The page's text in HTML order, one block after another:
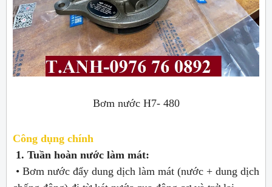
Bơm nước H7- 480
Công dụng chính
1. Tuần hoàn nước làm mát:
• Bơm nước đẩy dung dịch làm mát (nước + dung dịch